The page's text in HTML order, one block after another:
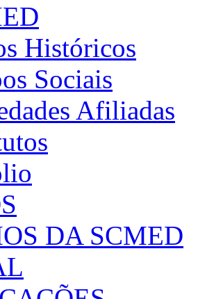
Históricos
Sociais
Afiliadas
DA SCMED